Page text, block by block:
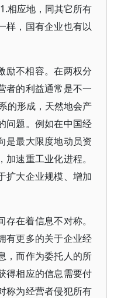
相应地，同其它所有
样，国有企业也有以
励不相容。在两权分
者的利益通常是不一
的形成，天然地会产
问题。例如在中国经
是最大限度地动员资
速重工业化进程。
扩大企业规模、增加
在着信息不对称。
有更多的关于企业经
，而作为委托人的所
得相应的信息需要付
称为经营者侵犯所有